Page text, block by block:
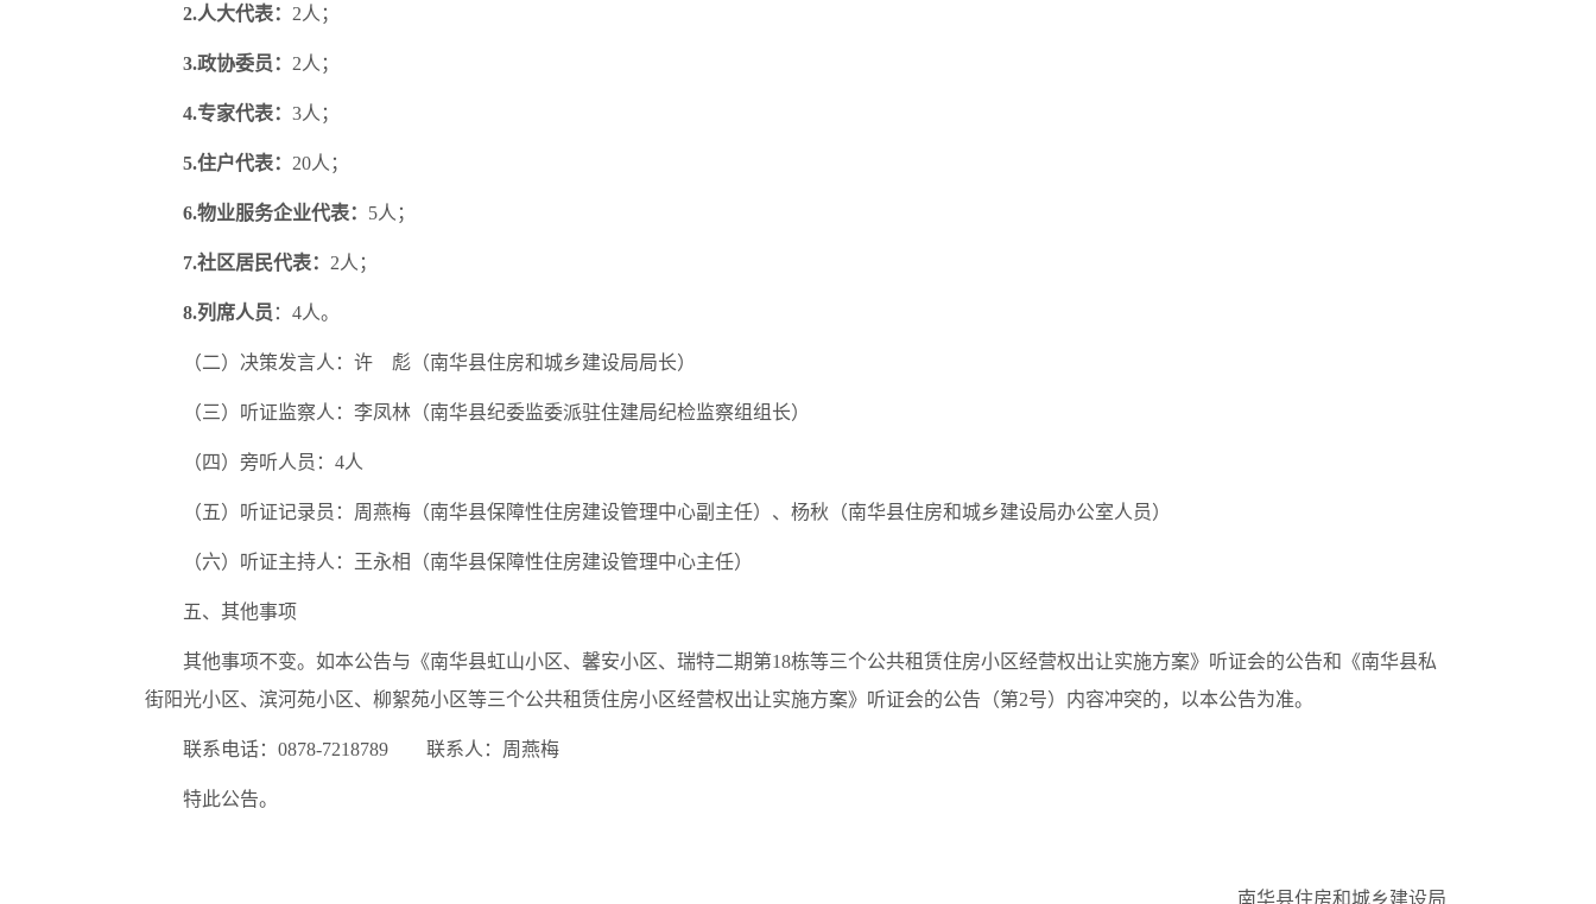
2.人大代表： 2人；
3.政协委员： 2人；
4.专家代表： 3人；
5.住户代表： 20人；
6.物业服务企业代表： 5人；
7.社区居民代表： 2人；
8.列席人员 ：4人。
（二）决策发言人：许 彪（南华县住房和城乡建设局局长）
（三）听证监察人：李凤林（南华县纪委监委派驻住建局纪检监察组组长）
（四）旁听人员：4人
（五）听证记录员：周燕梅（南华县保障性住房建设管理中心副主任）、杨秋（南华县住房和城乡建设局办公室人员）
（六）听证主持人：王永相（南华县保障性住房建设管理中心主任）
五、其他事项
其他事项不变。如本公告与《南华县虹山小区、馨安小区、瑞特二期第18栋等三个公共租赁住房小区经营权出让实施方案》听证会的公告和《南华县私
街阳光小区、滨河苑小区、柳絮苑小区等三个公共租赁住房小区经营权出让实施方案》听证会的公告（第2号）内容冲突的，以本公告为准。
联系电话：0878-7218789 联系人：周燕梅
特此公告。
南华县住房和城乡建设局